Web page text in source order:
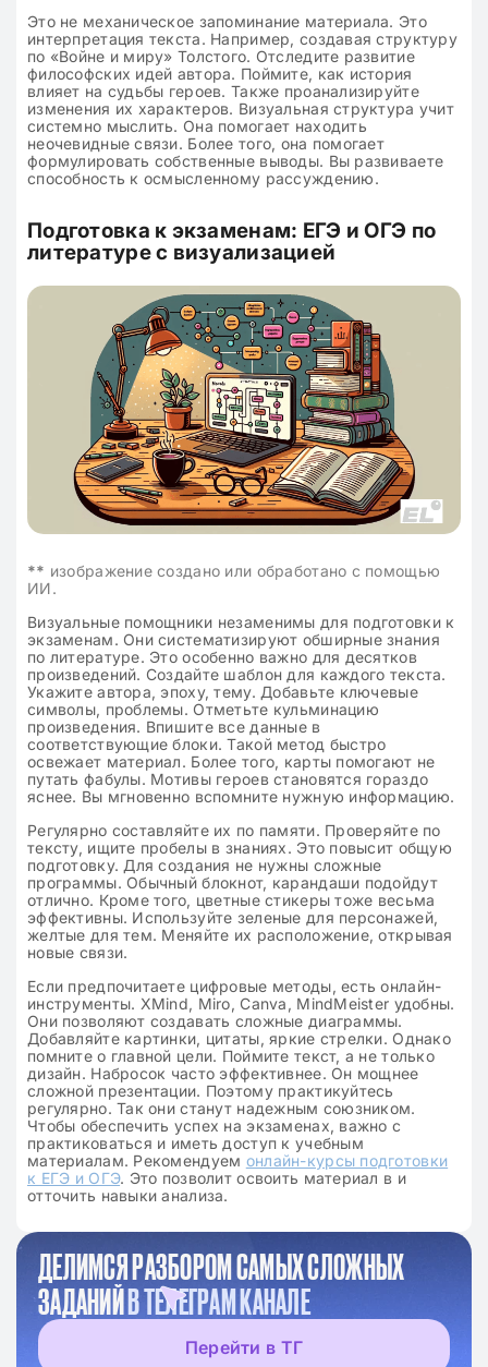
Это не механическое запоминание материала. Это
интерпретация текста. Например, создавая структуру
по «Войне и миру» Толстого. Отследите развитие
философских идей автора. Поймите, как история
влияет на судьбы героев. Также проанализируйте
изменения их характеров. Визуальная структура учит
системно мыслить. Она помогает находить
неочевидные связи. Более того, она помогает
формулировать собственные выводы. Вы развиваете
способность к осмысленному рассуждению.
Подготовка к экзаменам: ЕГЭ и ОГЭ по
литературе с визуализацией
** изображение создано или обработано с помощью
ИИ.
Визуальные помощники незаменимы для подготовки к
экзаменам. Они систематизируют обширные знания
по литературе. Это особенно важно для десятков
произведений. Создайте шаблон для каждого текста.
Укажите автора, эпоху, тему. Добавьте ключевые
символы, проблемы. Отметьте кульминацию
произведения. Впишите все данные в
соответствующие блоки. Такой метод быстро
освежает материал. Более того, карты помогают не
путать фабулы. Мотивы героев становятся гораздо
яснее. Вы мгновенно вспомните нужную информацию.
Регулярно составляйте их по памяти. Проверяйте по
тексту, ищите пробелы в знаниях. Это повысит общую
подготовку. Для создания не нужны сложные
программы. Обычный блокнот, карандаши подойдут
отлично. Кроме того, цветные стикеры тоже весьма
эффективны. Используйте зеленые для персонажей,
желтые для тем. Меняйте их расположение, открывая
новые связи.
Если предпочитаете цифровые методы, есть онлайн-
инструменты. XMind, Miro, Canva, MindMeister удобны.
Они позволяют создавать сложные диаграммы.
Добавляйте картинки, цитаты, яркие стрелки. Однако
помните о главной цели. Поймите текст, а не только
дизайн. Набросок часто эффективнее. Он мощнее
сложной презентации. Поэтому практикуйтесь
регулярно. Так они станут надежным союзником.
Чтобы обеспечить успех на экзаменах, важно с
практиковаться и иметь доступ к учебным
материалам. Рекомендуем онлайн-курсы подготовки
к ЕГЭ и ОГЭ. Это позволит освоить материал в и
отточить навыки анализа.
ДЕЛИМСЯ РАЗБОРОМ САМЫХ СЛОЖНЫХ
ЗАДАНИЙВ ТЕЛЕГРАМ КАНАЛЕ
Перейти в ТГ